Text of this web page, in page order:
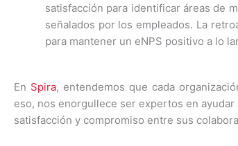
satisfacción para identificar áreas de
señalados por los empleados. La
para mantener un eNPS positivo a lo
En Spira, entendemos que cada
eso, nos enorgullece ser expertos en
satisfacción y compromiso entre sus